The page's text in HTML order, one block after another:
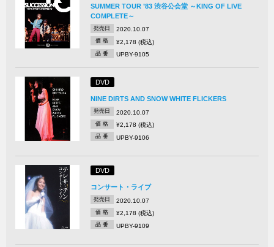
SUMMER TOUR ’83 渋谷公会堂 ～KING OF LIVE
COMPLETE～
発売日 2020.10.07
価 格 ¥2,178 (税込)
品 番 UPBY-9105
DVD
NINE DIRTS AND SNOW WHITE FLICKERS
発売日 2020.10.07
価 格 ¥2,178 (税込)
品 番 UPBY-9106
DVD
コンサート・ライブ
発売日 2020.10.07
価 格 ¥2,178 (税込)
品 番 UPBY-9109